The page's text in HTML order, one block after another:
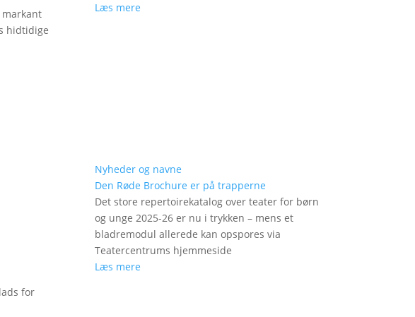
hidtidige
for
Læs mere
Nyheder og navne
Den Røde Brochure er på trapperne
Det store repertoirekatalog over teater for børn
og unge 2025-26 er nu i trykken – mens et
bladremodul allerede kan opspores via
Teatercentrums hjemmeside
Læs mere